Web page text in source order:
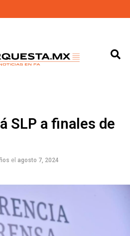
SLP a finales de
el agosto 7, 2024